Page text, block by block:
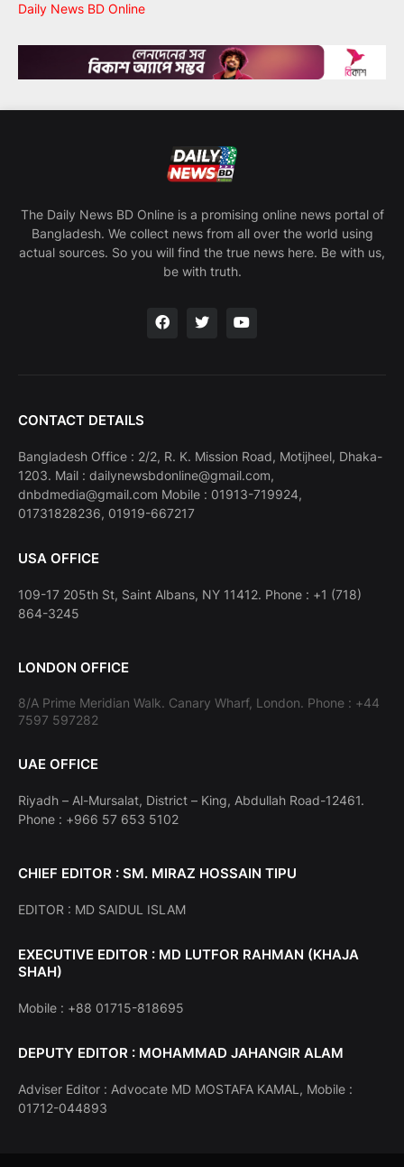
Daily News BD Online
The Daily News BD Online is a promising online news portal of
Bangladesh. We collect news from all over the world using
actual sources. So you will find the true news here. Be with us,
be with truth.
CONTACT DETAILS
Bangladesh Office : 2/2, R. K. Mission Road, Motijheel, Dhaka-
1203. Mail : dailynewsbdonline@gmail.com,
dnbdmedia@gmail.com Mobile : 01913-719924,
01731828236, 01919-667217
USA OFFICE
109-17 205th St, Saint Albans, NY 11412. Phone : +1 (718)
864-3245
LONDON OFFICE
8/A Prime Meridian Walk. Canary Wharf, London. Phone : +44
7597 597282
UAE OFFICE
Riyadh – Al-Mursalat, District – King, Abdullah Road-12461.
Phone : +966 57 653 5102
CHIEF EDITOR : SM. MIRAZ HOSSAIN TIPU
EDITOR : MD SAIDUL ISLAM
EXECUTIVE EDITOR : MD LUTFOR RAHMAN (KHAJA
SHAH)
Mobile : +88 01715-818695
DEPUTY EDITOR : MOHAMMAD JAHANGIR ALAM
Adviser Editor : Advocate MD MOSTAFA KAMAL, Mobile :
01712-044893